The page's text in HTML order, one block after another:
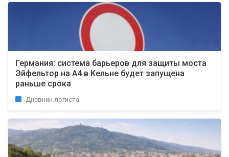
Германия: система барьеров для защиты моста
Эйфельтор на A4 в Кельне будет запущена
раньше срока
Дневник логиста